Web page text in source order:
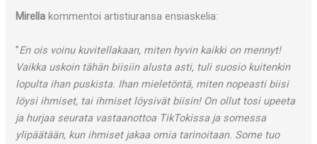
Mirella kommentoi artistiuransa ensiaskelia:
”En ois voinu kuvitellakaan, miten hyvin kaikki on mennyt!
Vaikka uskoin tähän biisiin alusta asti, tuli suosio kuitenkin
lopulta ihan puskista. Ihan mieletöntä, miten nopeasti biisi
löysi ihmiset, tai ihmiset löysivät biisin! On ollut tosi upeeta
ja hurjaa seurata vastaanottoa TikTokissa ja somessa
ylipäätään, kun ihmiset jakaa omia tarinoitaan. Some tuo